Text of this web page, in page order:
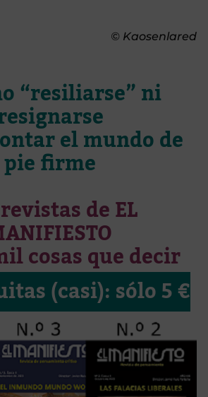
© Kaosenlared
“resiliarse” ni
el mundo de
pie firme
de EL
cosas que decir
(casi): sólo 5 €